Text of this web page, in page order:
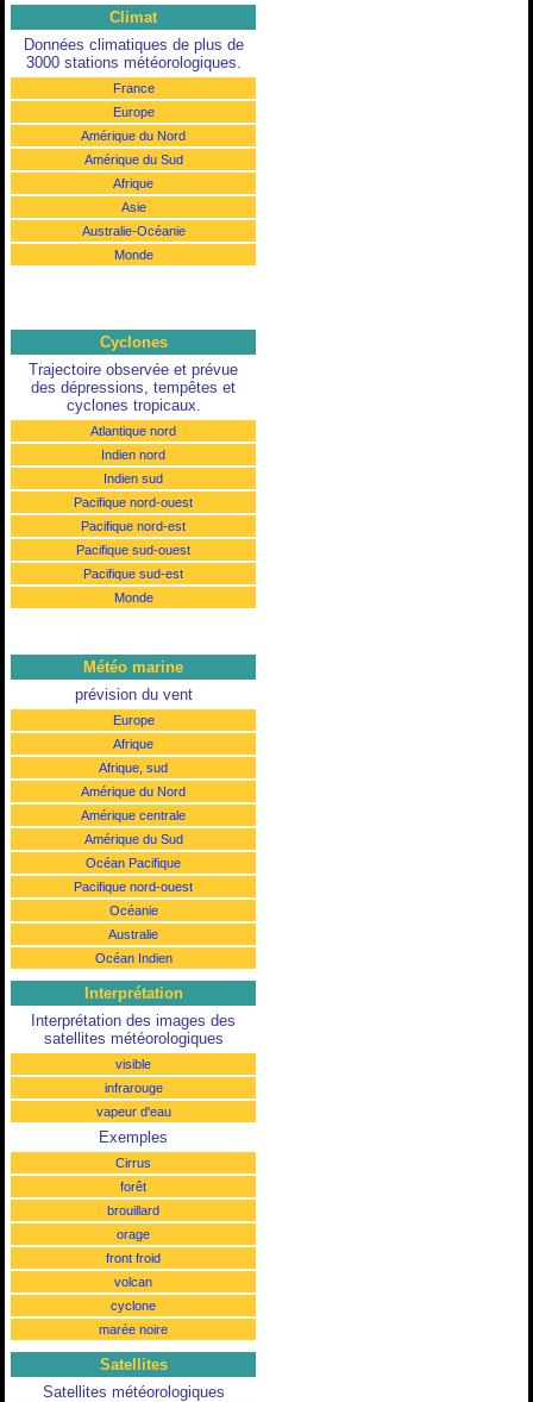
Climat
Données climatiques de plus de
3000 stations météorologiques.
France
Europe
Amérique du Nord
Amérique du Sud
Afrique
Asie
Australie-Océanie
Monde
Cyclones
Trajectoire observée et prévue
des dépressions, tempêtes et
cyclones tropicaux.
Atlantique nord
Indien nord
Indien sud
Pacifique nord-ouest
Pacifique nord-est
Pacifique sud-ouest
Pacifique sud-est
Monde
Météo marine
prévision du vent
Europe
Afrique
Afrique, sud
Amérique du Nord
Amérique centrale
Amérique du Sud
Océan Pacifique
Pacifique nord-ouest
Océanie
Australie
Océan Indien
Interprétation
Interprétation des images des
satellites météorologiques
visible
infrarouge
vapeur d'eau
Exemples
Cirrus
forêt
brouillard
orage
front froid
volcan
cyclone
marée noire
Satellites
Satellites météorologiques